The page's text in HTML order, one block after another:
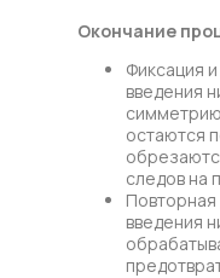
Окончание
Фиксация
введения
остаются
следов на
введения